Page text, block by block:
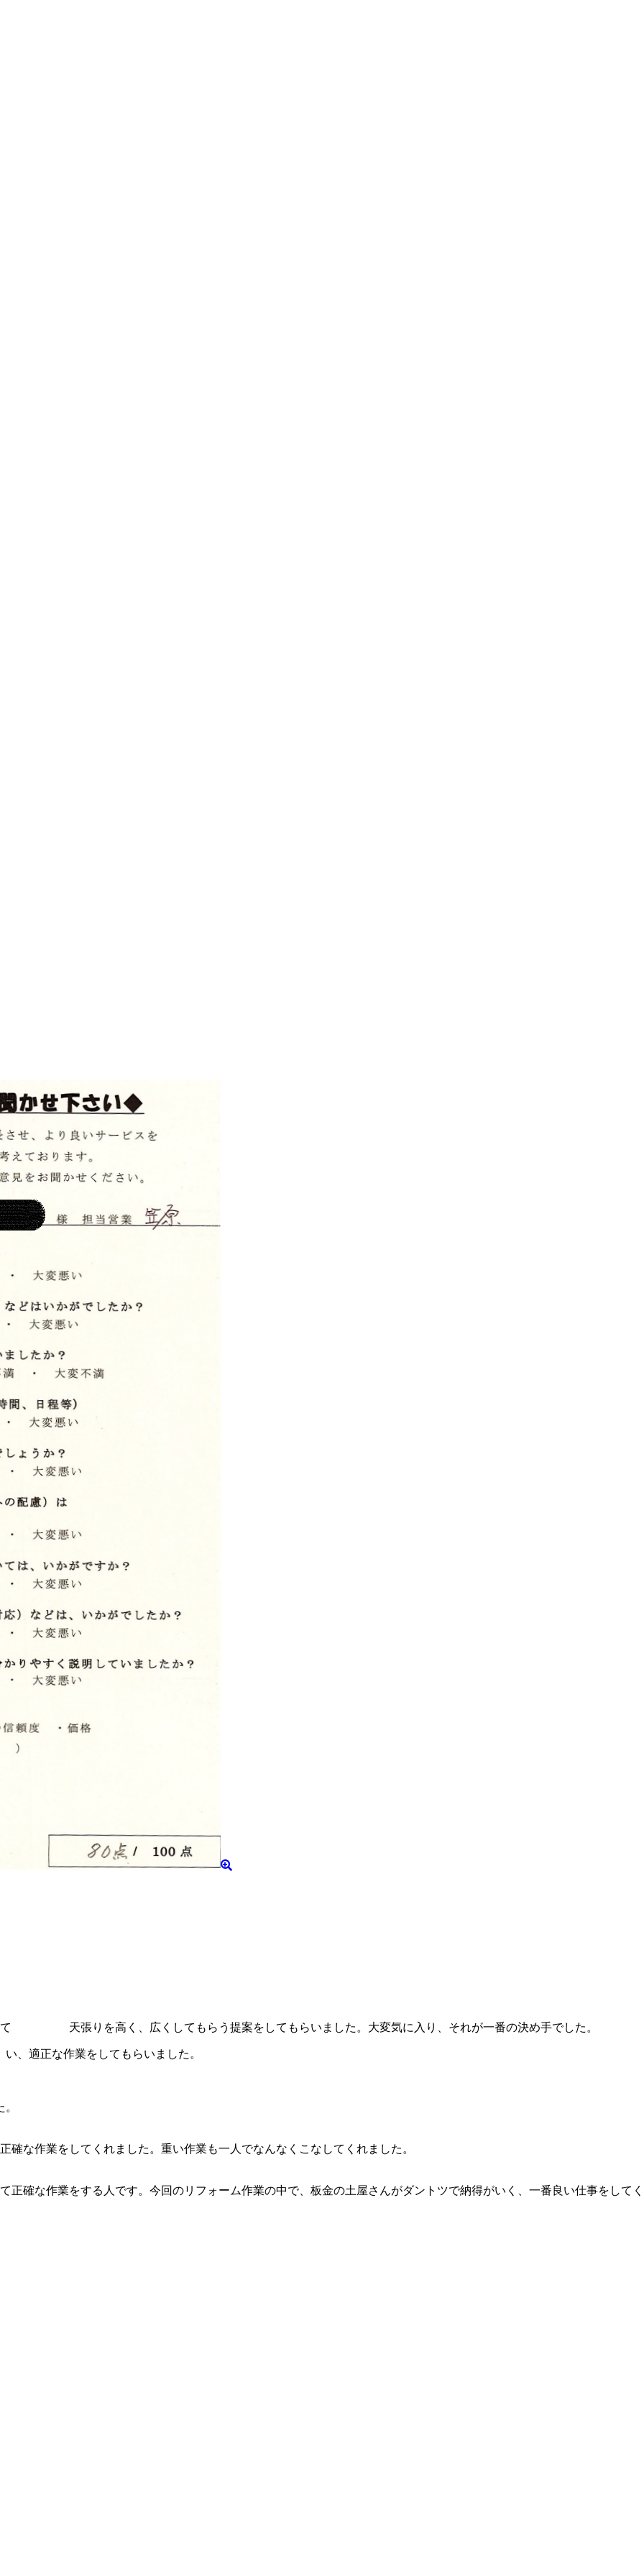
て 天張りを高く、広くしてもらう提案をしてもらいました。大変気に入り、それが一番の決め手でした。
、適正な作業をしてもらいました。
な作業をしてくれました。重い作業も一人でなんなくこなしてくれました。
確な作業をする人です。今回のリフォーム作業の中で、板金の土屋さんがダントツで納得がいく、一番良い仕事をしてく